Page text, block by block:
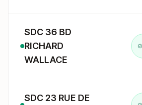
SDC 36 BD
RICHARD
WALLACE
SDC 23 RUE DE